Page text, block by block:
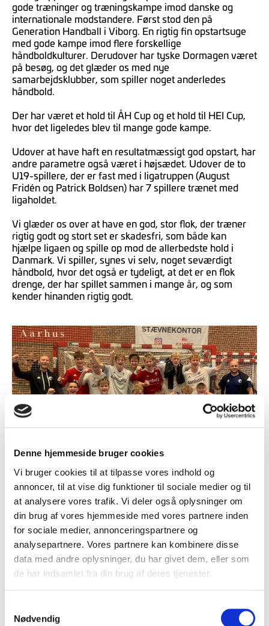
Denne hjemmeside bruger cookies
Vi bruger cookies til at tilpasse vores indhold og
annoncer, til at vise dig funktioner til sociale medier og til
at analysere vores trafik. Vi deler også oplysninger om
din brug af vores hjemmeside med vores partnere inden
for sociale medier, annonceringspartnere og
analysepartnere. Vores partnere kan kombinere disse
data med andre oplysninger, du har givet dem, eller som
de har indsamlet fra din brug af deres tjenester.
Nødvendig
gode træninger og træningskampe imod danske og
internationale modstandere. Først stod den på
Generation Handball i Viborg. En rigtig fin opstartsuge
med gode kampe imod flere forskellige
håndboldkulturer. Derudover har tyske Dormagen været
på besøg, og det glæder os med nye
samarbejdsklubber, som spiller noget anderledes
håndbold.
Der har været et hold til ÅH Cup og et hold til HEI Cup,
hvor det ligeledes blev til mange gode kampe.
Udover at have haft en resultatmæssigt god opstart, har
andre parametre også været i højsædet. Udover de to
U19-spillere, der er fast med i ligatruppen (August
Fridén og Patrick Boldsen) har 7 spillere trænet med
ligaholdet.
Vi glæder os over at have en god, stor flok, der træner
rigtig godt og stort set er skadesfri, som både kan
hjælpe ligaen og spille op mod de allerbedste hold i
Danmark. Vi spiller, synes vi selv, noget seværdigt
håndbold, hvor det også er tydeligt, at det er en flok
drenge, der har spillet sammen i mange år, og som
kender hinanden rigtig godt.
BSH U19 – vinder af HEI Cup
Michael V. Knudsen, Sportslig Ansvarlig i Bjerringbro-
Silkeborg Håndbold:
Det er super dejligt at se, når unge, lovende spillere får
debut på ligaholdet og i EHF European League. Dette
hånd, og hvor de i dagligdagen bliver sparet og